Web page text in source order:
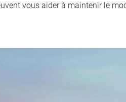
vous aider à maintenir le